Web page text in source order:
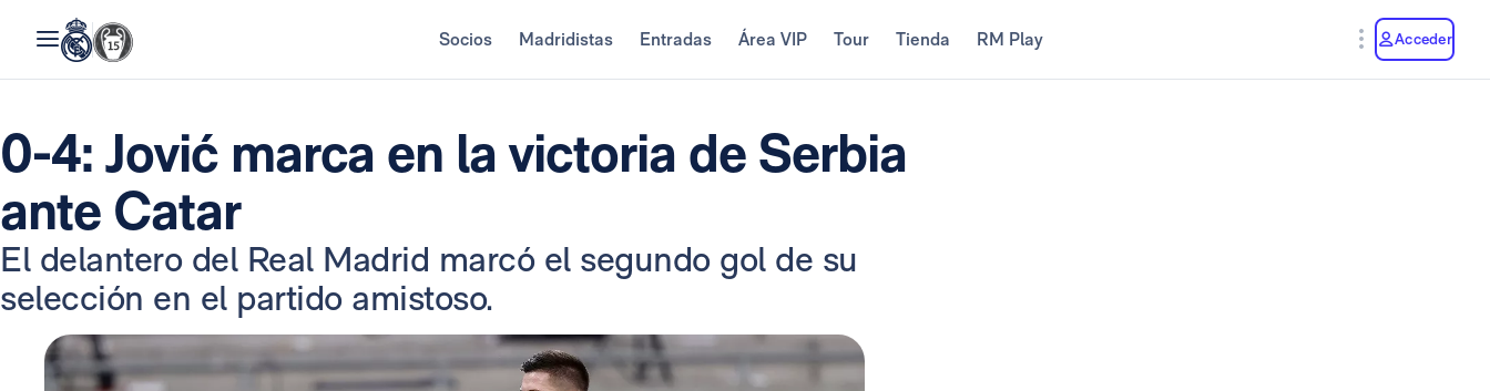
Socios Madridistas Entradas Área VIP Tour Tienda RM Play Acceder
0-4: Jović marca en la victoria de Serbia
ante Catar
El delantero del Real Madrid marcó el segundo gol de su
selección en el partido amistoso.